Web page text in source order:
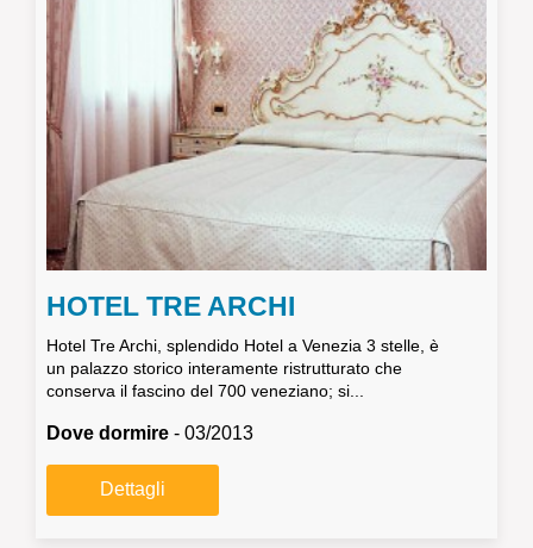
HOTEL TRE ARCHI
Hotel Tre Archi, splendido Hotel a Venezia 3 stelle, è
un palazzo storico interamente ristrutturato che
conserva il fascino del 700 veneziano; si...
Dove dormire - 03/2013
Dettagli